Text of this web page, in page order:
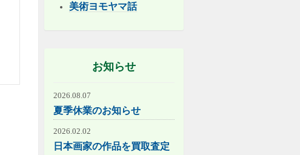
美術ヨモヤマ話
お知らせ
2026.08.07
夏季休業のお知らせ
2026.02.02
日本画家の作品を買取査定